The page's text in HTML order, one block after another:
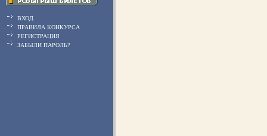
ВХОД
ПРАВИЛА КОНКУРСА
РЕГИСТРАЦИЯ
ЗАБЫЛИ ПАРОЛЬ?